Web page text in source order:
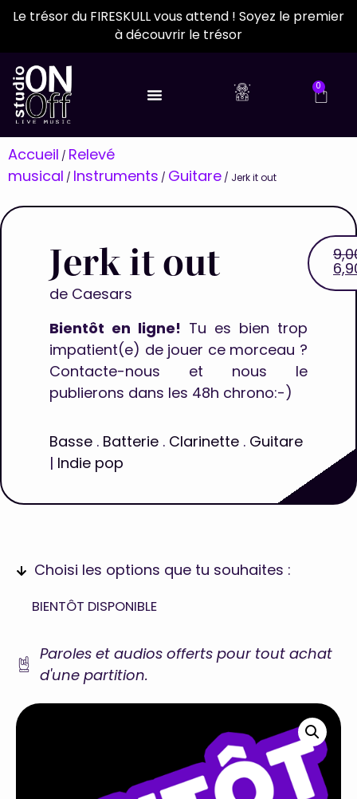
Le trésor du FIRESKULL vous attend ! Soyez le premier
à découvrir le trésor
0
Accueil / Relevé
musical / Instruments / Guitare/ Jerk it out
Jerk it out
de Caesars
Bientôt en ligne! Tu es bien trop
impatient(e) de jouer ce morceau ?
Contacte-nous et nous le
publierons dans les 48h chrono:-)
Basse . Batterie . Clarinette . Guitare
| Indie pop
Choisi les options que tu souhaites :
BIENTÔT DISPONIBLE
Paroles et audios offerts pour tout achat
d'une partition.